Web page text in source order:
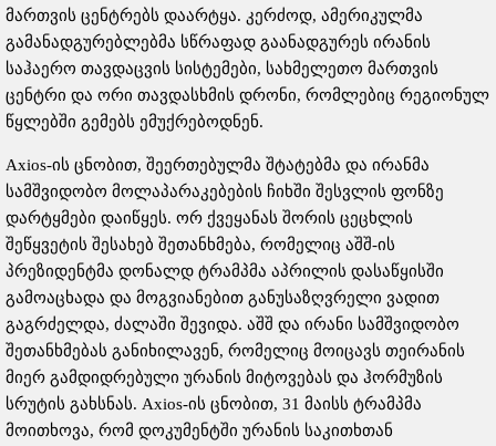
მართვის ცენტრებს დაარტყა. კერძოდ, ამერიკულმა
გამანადგურებლებმა სწრაფად გაანადგურეს ირანის
საჰაერო თავდაცვის სისტემები, სახმელეთო მართვის
ცენტრი და ორი თავდასხმის დრონი, რომლებიც რეგიონულ
წყლებში გემებს ემუქრებოდნენ.
Axios-ის ცნობით, შეერთებულმა შტატებმა და ირანმა
სამშვიდობო მოლაპარაკებების ჩიხში შესვლის ფონზე
დარტყმები დაიწყეს. ორ ქვეყანას შორის ცეცხლის
შეწყვეტის შესახებ შეთანხმება, რომელიც აშშ-ის
პრეზიდენტმა დონალდ ტრამპმა აპრილის დასაწყისში
გამოაცხადა და მოგვიანებით განუსაზღვრელი ვადით
გაგრძელდა, ძალაში შევიდა. აშშ და ირანი სამშვიდობო
შეთანხმებას განიხილავენ, რომელიც მოიცავს თეირანის
მიერ გამდიდრებული ურანის მიტოვებას და ჰორმუზის
სრუტის გახსნას. Axios-ის ცნობით, 31 მაისს ტრამპმა
მოითხოვა, რომ დოკუმენტში ურანის საკითხთან